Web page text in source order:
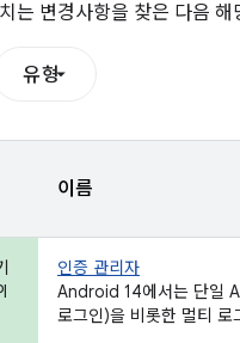
는 변경사항을 찾은 다음
유형
이름
인증 관리자
Android 14에서는 단일
로그인)을 비롯한 멀티 로